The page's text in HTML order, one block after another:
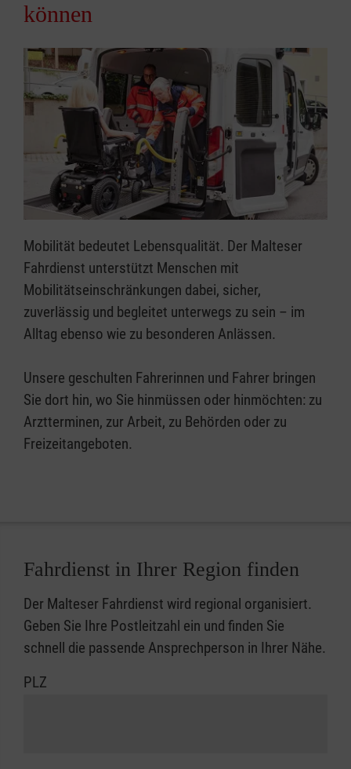
können
Mobilität bedeutet Lebensqualität. Der Malteser
Fahrdienst unterstützt Menschen mit
Mobilitätseinschränkungen dabei, sicher,
zuverlässig und begleitet unterwegs zu sein – im
Alltag ebenso wie zu besonderen Anlässen.
Unsere geschulten Fahrerinnen und Fahrer bringen
Sie dort hin, wo Sie hinmüssen oder hinmöchten: zu
Arztterminen, zur Arbeit, zu Behörden oder zu
Freizeitangeboten.
Fahrdienst in Ihrer Region finden
Der Malteser Fahrdienst wird regional organisiert.
Geben Sie Ihre Postleitzahl ein und finden Sie
schnell die passende Ansprechperson in Ihrer Nähe.
PLZ